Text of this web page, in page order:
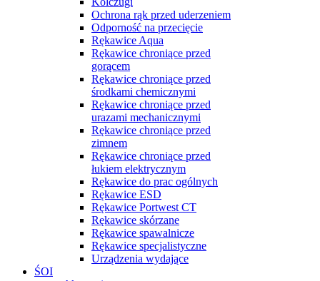
Ochrona rąk przed uderzeniem
Odporność na przecięcie
Rękawice Aqua
Rękawice chroniące przed
gorącem
Rękawice chroniące przed
środkami chemicznymi
Rękawice chroniące przed
urazami mechanicznymi
Rękawice chroniące przed
zimnem
Rękawice chroniące przed
łukiem elektrycznym
Rękawice do prac ogólnych
Rękawice ESD
Rękawice Portwest CT
Rękawice skórzane
Rękawice spawalnicze
Rękawice specjalistyczne
Urządzenia wydające
ŚOI